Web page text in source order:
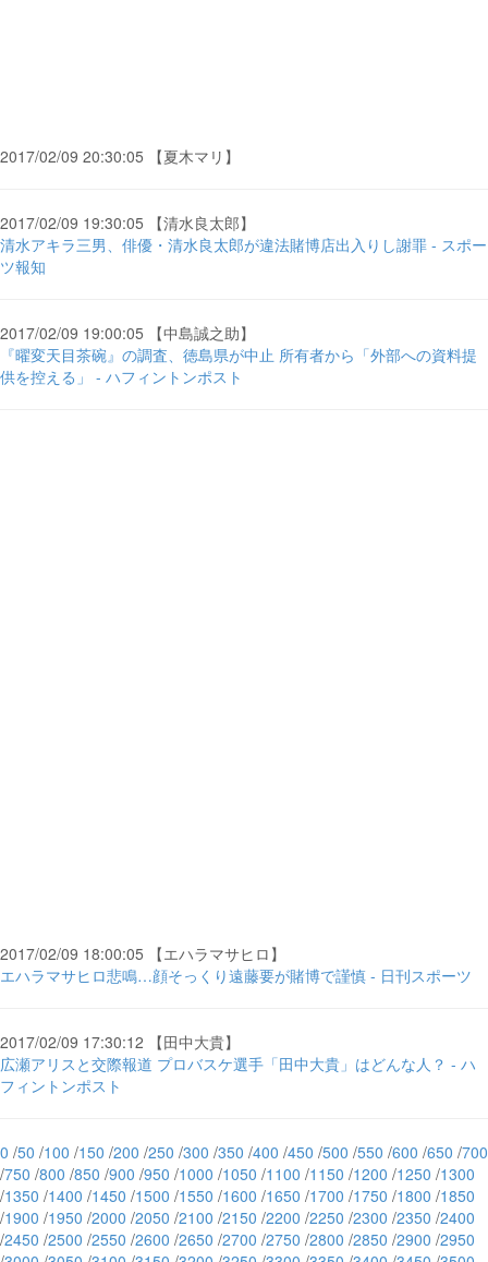
2017/02/09 20:30:05 【夏木マリ】
2017/02/09 19:30:05 【清水良太郎】
清水アキラ三男、俳優・清水良太郎が違法賭博店出入りし謝罪 - スポー
ツ報知
2017/02/09 19:00:05 【中島誠之助】
『曜変天目茶碗』の調査、徳島県が中止 所有者から「外部への資料提
供を控える」 - ハフィントンポスト
2017/02/09 18:00:05 【エハラマサヒロ】
エハラマサヒロ悲鳴…顔そっくり遠藤要が賭博で謹慎 - 日刊スポーツ
2017/02/09 17:30:12 【田中大貴】
広瀬アリスと交際報道 プロバスケ選手「田中大貴」はどんな人？ - ハ
フィントンポスト
0 /50 /100 /150 /200 /250 /300 /350 /400 /450 /500 /550 /600 /650 /700
/750 /800 /850 /900 /950 /1000 /1050 /1100 /1150 /1200 /1250 /1300
/1350 /1400 /1450 /1500 /1550 /1600 /1650 /1700 /1750 /1800 /1850
/1900 /1950 /2000 /2050 /2100 /2150 /2200 /2250 /2300 /2350 /2400
/2450 /2500 /2550 /2600 /2650 /2700 /2750 /2800 /2850 /2900 /2950